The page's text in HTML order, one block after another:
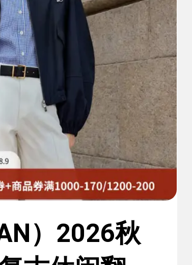
）2026秋